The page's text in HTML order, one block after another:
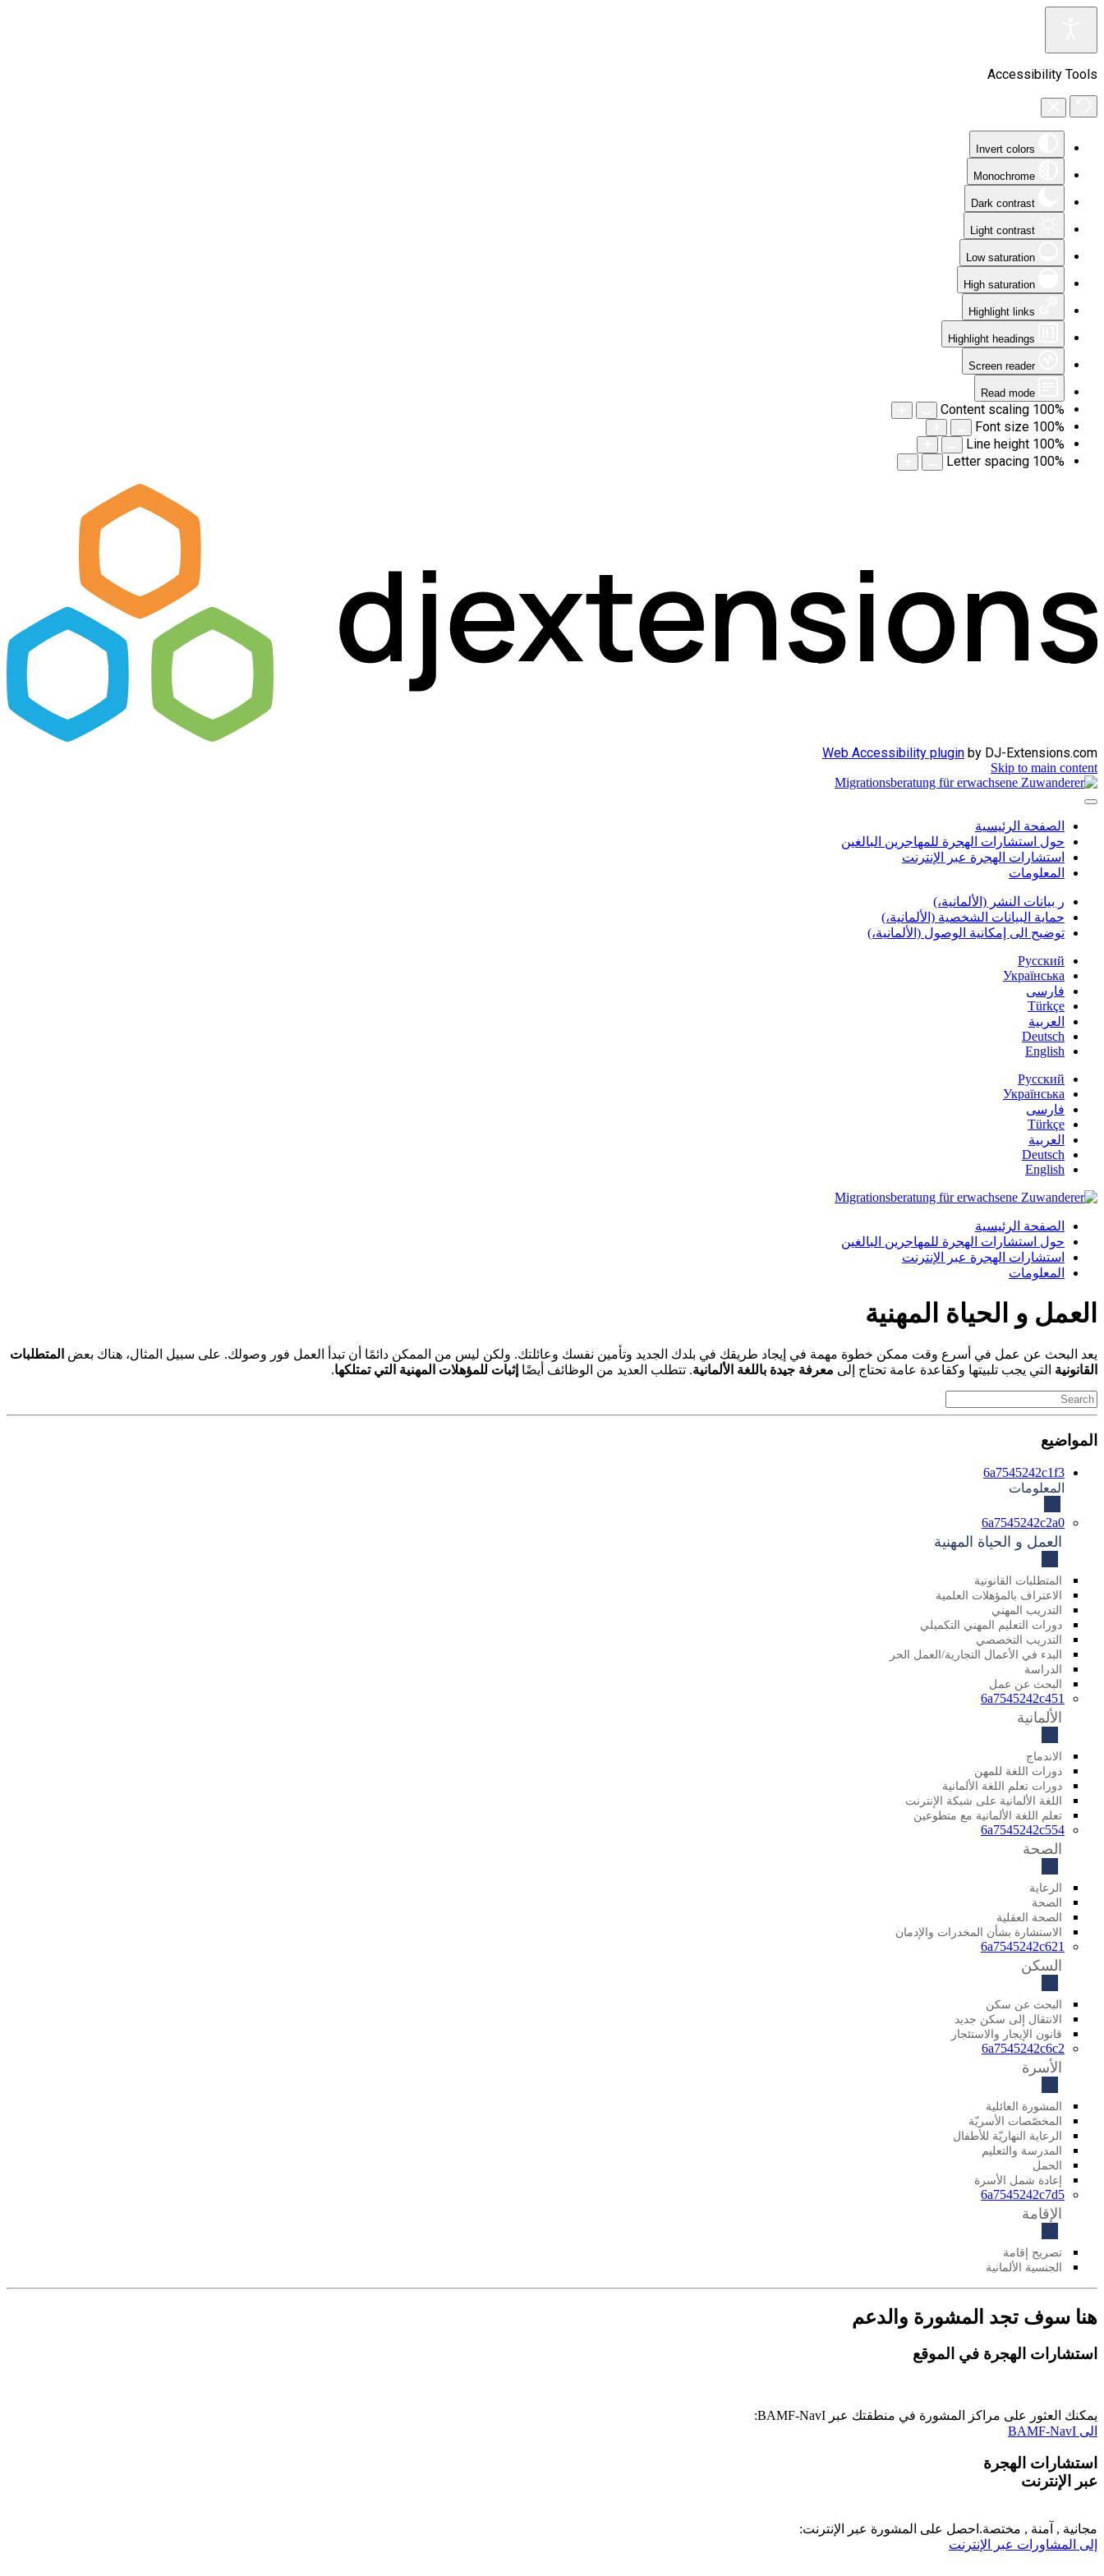
Accessibility Tools
Invert colors
Monochrome
Dark contrast
Light contrast
Low saturation
High saturation
Highlight links
Highlight headings
Screen reader
Read mode
Content scaling 100%
Font size 100%
Line height 100%
Letter spacing 100%
Web Accessibility plugin by DJ-Extensions.com
Skip to main content
الصفحة الرئيسية
حول استشارات الهجرة للمهاجرين البالغين
استشارات الهجرة عبر الإنترنت
المعلومات
ر بيانات النشر (الألمانية،)
حماية البيانات الشخصية (الألمانية،)
توضيح الى إمكانية الوصول (الألمانية،)
Русский
Українська
فارسی
Türkçe
العربية
Deutsch
English
Русский
Українська
فارسی
Türkçe
العربية
Deutsch
English
الصفحة الرئيسية
حول استشارات الهجرة للمهاجرين البالغين
استشارات الهجرة عبر الإنترنت
المعلومات
العمل و الحياة المهنية
يعد البحث عن عمل في أسرع وقت ممكن خطوة مهمة في إيجاد طريقك في بلدك الجديد وتأمين نفسك وعائلتك. ولكن ليس من الممكن دائمًا أن تبدأ العمل فور وصولك. على سبيل المثال، هناك بعض المتطلبات
القانونية التي يجب تلبيتها وكقاعدة عامة تحتاج إلى معرفة جيدة باللغة الألمانية. تتطلب العديد من الوظائف أيضًا إثبات للمؤهلات المهنية التي تمتلكها.
المواضيع
6a7545242c1f3
المعلومات
6a7545242c2a0
العمل و الحياة المهنية
المتطلبات القانونية
الاعتراف بالمؤهلات العلمية
التدريب المهني
دورات التعليم المهني التكميلي
التدريب التخصصي
البدء في الأعمال التجارية/العمل الحر
الدراسة
البحث عن عمل
6a7545242c451
الألمانية
الاندماج
دورات اللغة للمهن
دورات تعلم اللغة الألمانية
اللغة الألمانية على شبكة الإنترنت
تعلم اللغة الألمانية مع متطوعين
6a7545242c554
الصحة
الرعاية
الصحة
الصحة العقلية
الاستشارة بشأن المخدرات والإدمان
6a7545242c621
السكن
البحث عن سكن
الانتقال إلى سكن جديد
قانون الإيجار والاستئجار
6a7545242c6c2
الأسرة
المشورة العائلية
المخصّصات الأسريّة
الرعاية النهاريّة للأطفال
المدرسة والتعليم
الحمل
إعادة شمل الأسرة
6a7545242c7d5
الإقامة
تصريح إقامة
الجنسية الألمانية
هنا سوف تجد المشورة والدعم
استشارات الهجرة في الموقع
يمكنك العثور على مراكز المشورة في منطقتك عبر BAMF-NavI:
الى BAMF-NavI
استشارات الهجرة
عبر الإنترنت
مجانية , آمنة , مختصة.احصل على المشورة عبر اﻹنترنت:
إلى المشاورات عبر الإنترنت